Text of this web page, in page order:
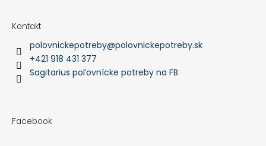
RHINO
PHPN004
€112,30
Kontakt
polovnickepotreby@polovnickepotreby.sk
+421 918 431 377
Sagitarius poľovnícke potreby na FB
Facebook